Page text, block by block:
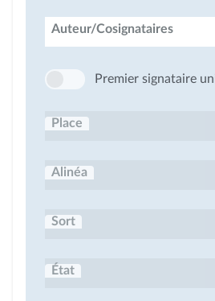
Auteur/Cosignataires
Premier signataire
Place
Alinéa
Sort
État